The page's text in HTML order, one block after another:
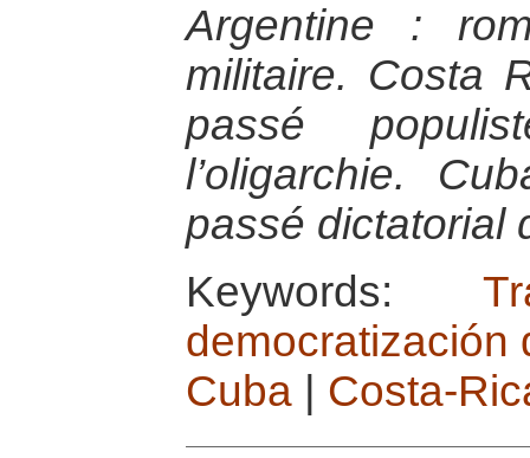
Argentine :
militaire. Costa
passé
l’oligarchie.
passé dictatorial
Keywords:
democratización
Cuba
Costa-